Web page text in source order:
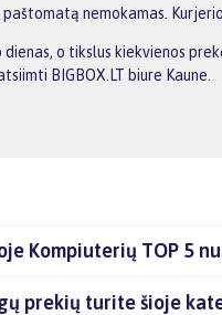
nemokamas.
o tikslus kiekvienos
BIGBOX.LT biure Kaune.
Kompiuterių TOP 5
prekių turite šioje